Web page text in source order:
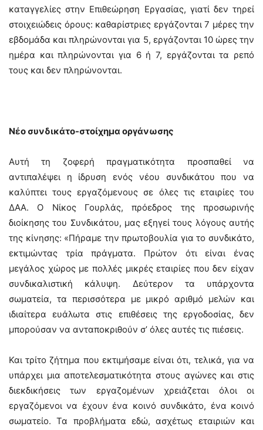
καταγγελίες στην Επιθεώρηση Εργασίας, γιατί δεν τηρεί
στοιχειώδεις όρους: καθαρίστριες εργάζονται 7 μέρες την
εβδομάδα και πληρώνονται για 5, εργάζονται 10 ώρες την
ημέρα και πληρώνονται για 6 ή 7, εργάζονται τα ρεπό
τους και δεν πληρώνονται.
Νέο συνδικάτο-στοίχημα οργάνωσης
Αυτή τη ζοφερή πραγματικότητα προσπαθεί να
αντιπαλέψει η ίδρυση ενός νέου συνδικάτου που να
καλύπτει τους εργαζόμενους σε όλες τις εταιρίες του
ΔΑΑ. Ο Νίκος Γουρλάς, πρόεδρος της προσωρινής
διοίκησης του Συνδικάτου, μας εξηγεί τους λόγους αυτής
της κίνησης: «Πήραμε την πρωτοβουλία για το συνδικάτο,
εκτιμώντας τρία πράγματα. Πρώτον ότι είναι ένας
μεγάλος χώρος με πολλές μικρές εταιρίες που δεν είχαν
συνδικαλιστική κάλυψη. Δεύτερον τα υπάρχοντα
σωματεία, τα περισσότερα με μικρό αριθμό μελών και
ιδιαίτερα ευάλωτα στις επιθέσεις της εργοδοσίας, δεν
μπορούσαν να ανταποκριθούν σ’ όλες αυτές τις πιέσεις.
Και τρίτο ζήτημα που εκτιμήσαμε είναι ότι, τελικά, για να
υπάρχει μια αποτελεσματικότητα στους αγώνες και στις
διεκδικήσεις των εργαζομένων χρειάζεται όλοι οι
εργαζόμενοι να έχουν ένα κοινό συνδικάτο, ένα κοινό
σωματείο. Τα προβλήματα εδώ, ασχέτως εταιριών και